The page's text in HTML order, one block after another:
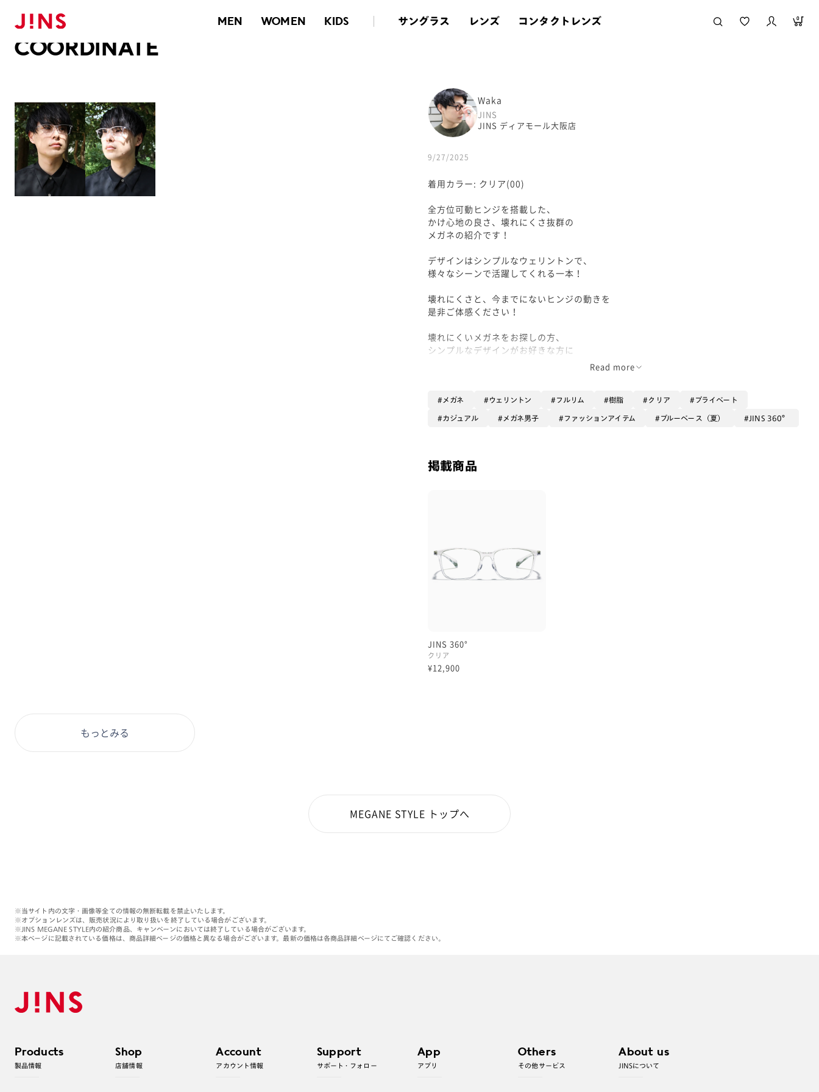
MEN WOMEN KIDS サングラス レンズ コンタクトレンズ 0
メガネのJINS TOP
COORDINATE
Waka
JINS
JINS ディアモール大阪店
9/27/2025
着用カラー: クリア(00)
全方位可動ヒンジを搭載した、
かけ心地の良さ、壊れにくさ抜群の
メガネの紹介です！
デザインはシンプルなウェリントンで、
様々なシーンで活躍してくれる一本！
壊れにくさと、今までにないヒンジの動きを
是非ご体感ください！
壊れにくいメガネをお探しの方、
シンプルなデザインがお好きな方に
- Waka-
Read more
メガネ ウェリントン フルリム 樹脂 クリア プライベート
カジュアル メガネ男子 ファッションアイテム ブルーベース（夏） JINS 360°
掲載商品
JINS 360°
クリア
¥12,900
もっとみる
MEGANE STYLE トップへ
※当サイト内の文字・画像等全ての情報の無断転載を禁止いたします。
※オプションレンズは、販売状況により取り扱いを終了している場合がございます。
※JINS MEGANE STYLE内の紹介商品、キャンペーンにおいては終了している場合がございます。
※本ページに記載されている価格は、商品詳細ページの価格と異なる場合がございます。最新の価格は各商品詳細ページにてご確認ください。
Products
製品情報
Shop
店舗情報
Account
アカウント情報
Support
サポート・フォロー
App
アプリ
Others
その他サービス
About us
JINSについて